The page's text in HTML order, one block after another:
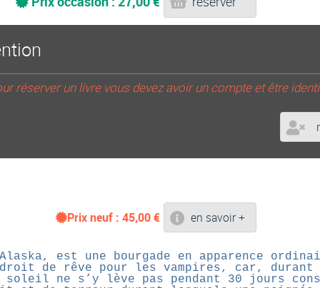
réserver un livre vous devez avoir un compte et être
Prix neuf : 45,00€ en savoir +
est une bourgade en apparence
de rêve pour les vampires, car,
ne s’y lève pas pendant 30 jours